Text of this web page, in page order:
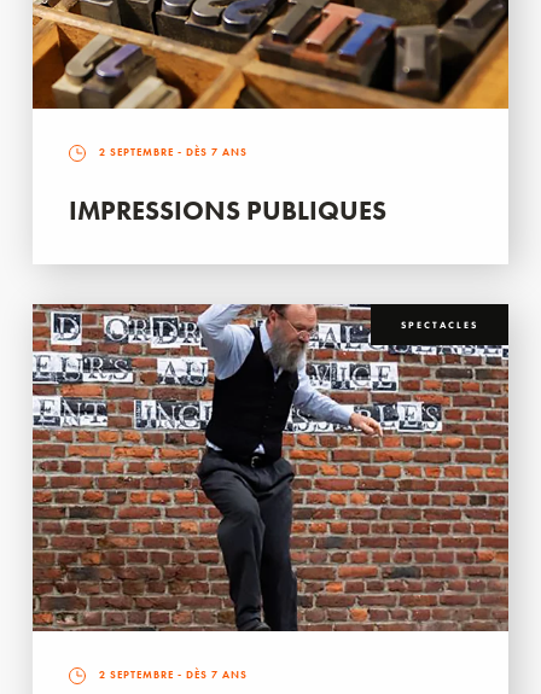
2 SEPTEMBRE - DÈS 7 ANS
IMPRESSIONS PUBLIQUES
SPECTACLES
2 SEPTEMBRE - DÈS 7 ANS